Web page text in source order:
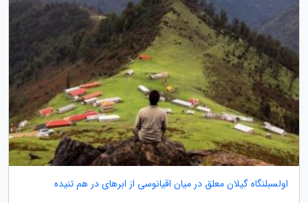
اولسبلنگاه گیلان معلق در میان اقیانوسی از ابرهای در هم تنیده